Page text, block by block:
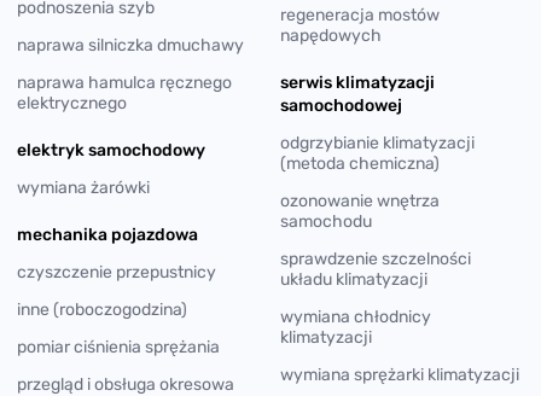
podnoszenia szyb
naprawa silniczka dmuchawy
naprawa hamulca ręcznego
elektrycznego
elektryk samochodowy
wymiana żarówki
mechanika pojazdowa
czyszczenie przepustnicy
inne (roboczogodzina)
pomiar ciśnienia sprężania
przegląd i obsługa okresowa
regeneracja mostów
napędowych
serwis klimatyzacji
samochodowej
odgrzybianie klimatyzacji
(metoda chemiczna)
ozonowanie wnętrza
samochodu
sprawdzenie szczelności
układu klimatyzacji
wymiana chłodnicy
klimatyzacji
wymiana sprężarki klimatyzacji